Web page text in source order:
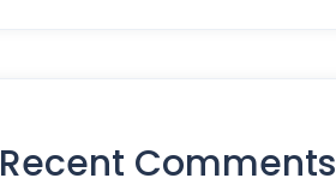
Recent Comments